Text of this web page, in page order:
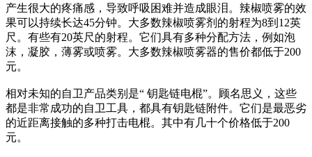
产生很大的疼痛感，导致呼吸困难并造成眼泪。辣椒喷雾的效
果可以持续长达45分钟。大多数辣椒喷雾剂的射程为8到12英
尺。有些有20英尺的射程。它们具有多种分配方法，例如泡
沫，凝胶，薄雾或喷雾。大多数辣椒喷雾器的售价都低于200
元。
相对未知的自卫产品类别是“ 钥匙链电棍”。顾名思义，这些
都是非常成功的自卫工具，都具有钥匙链附件。它们是最恶劣
的近距离接触的多种打击电棍。其中有几十个价格低于200
元。